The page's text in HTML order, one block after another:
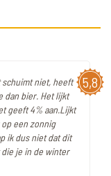
5,8
schuimt niet, heeft
dan bier. Het lijkt
geeft 4% aan.Lijkt
een zonnig
ik dus niet dat dit
je in de winter